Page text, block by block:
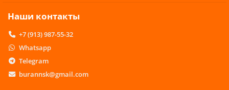
Наши контакты
+7 (913) 987-55-32
Whatsapp
Telegram
burannsk@gmail.com